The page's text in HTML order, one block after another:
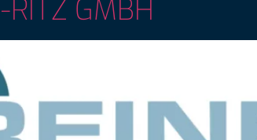
RITZ GMBH